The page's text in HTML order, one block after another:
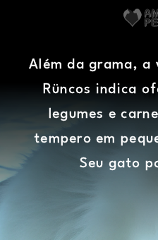
Além da grama, a
Rüncos indica
legumes e
tempero em
Seu gato